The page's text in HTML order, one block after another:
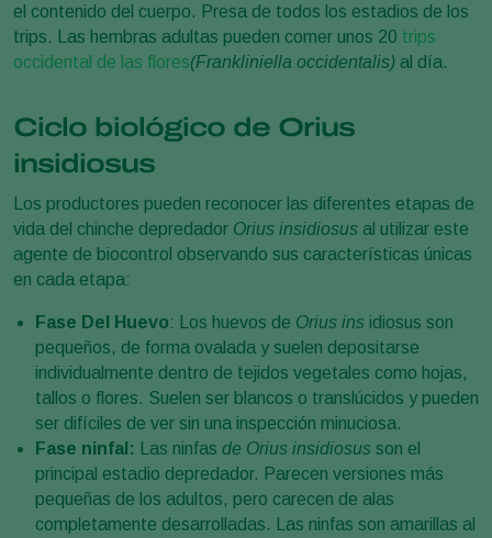
el contenido del cuerpo. Presa de todos los estadios de los
trips. Las hembras adultas pueden comer unos 20 trips
occidental de las flores(Frankliniella occidentalis) al día.
Ciclo biológico de Orius
insidiosus
Los productores pueden reconocer las diferentes etapas de
vida del chinche depredador Orius insidiosus al utilizar este
agente de biocontrol observando sus características únicas
en cada etapa:
Fase Del Huevo: Los huevos de Orius ins idiosus son
pequeños, de forma ovalada y suelen depositarse
individualmente dentro de tejidos vegetales como hojas,
tallos o flores. Suelen ser blancos o translúcidos y pueden
ser difíciles de ver sin una inspección minuciosa.
Fase ninfal:
Las ninfas de Orius insidiosus son el
principal estadio depredador. Parecen versiones más
pequeñas de los adultos, pero carecen de alas
completamente desarrolladas. Las ninfas son amarillas al